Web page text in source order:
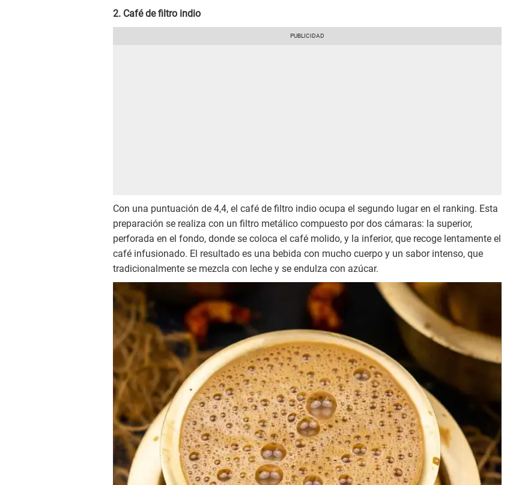
2. Café de filtro indio
Con una puntuación de 4,4, el café de filtro indio ocupa el segundo lugar en el ranking. Esta
preparación se realiza con un filtro metálico compuesto por dos cámaras: la superior,
perforada en el fondo, donde se coloca el café molido, y la inferior, que recoge lentamente el
café infusionado. El resultado es una bebida con mucho cuerpo y un sabor intenso, que
tradicionalmente se mezcla con leche y se endulza con azúcar.